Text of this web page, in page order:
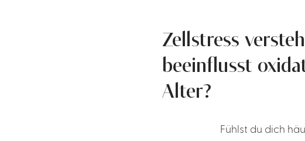
Zellstress
beeinflusst
Alter?
Fühlst du dich